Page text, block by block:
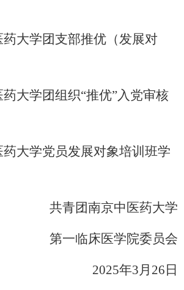
药大学团支部推优（发展对
药大学团组织“推优”入党审核
药大学党员发展对象培训班学
共青团南京中医药大学
第一临床医学院委员会
2025年3月26日